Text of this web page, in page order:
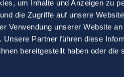
um Inhalte und Anzeigen zu
die Zugriffe auf unsere
Verwendung unserer Website
Unsere Partner führen diese
bereitgestellt haben oder